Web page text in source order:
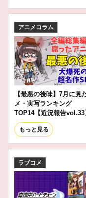
アニメコラム
【最悪の後味】7月に見
メ・実写ランキング
TOP14【近況報告vol.33
もっと見る
ラブコメ